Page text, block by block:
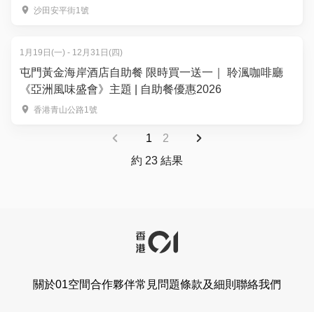
沙田安平街1號
1月19日(一) - 12月31日(四)
屯門黃金海岸酒店自助餐 限時買一送一｜ 聆渢咖啡廳
《亞洲風味盛會》主題 | 自助餐優惠2026
香港青山公路1號
1
2
約 23 結果
關於01空間合作夥伴常見問題條款及細則 聯絡我們